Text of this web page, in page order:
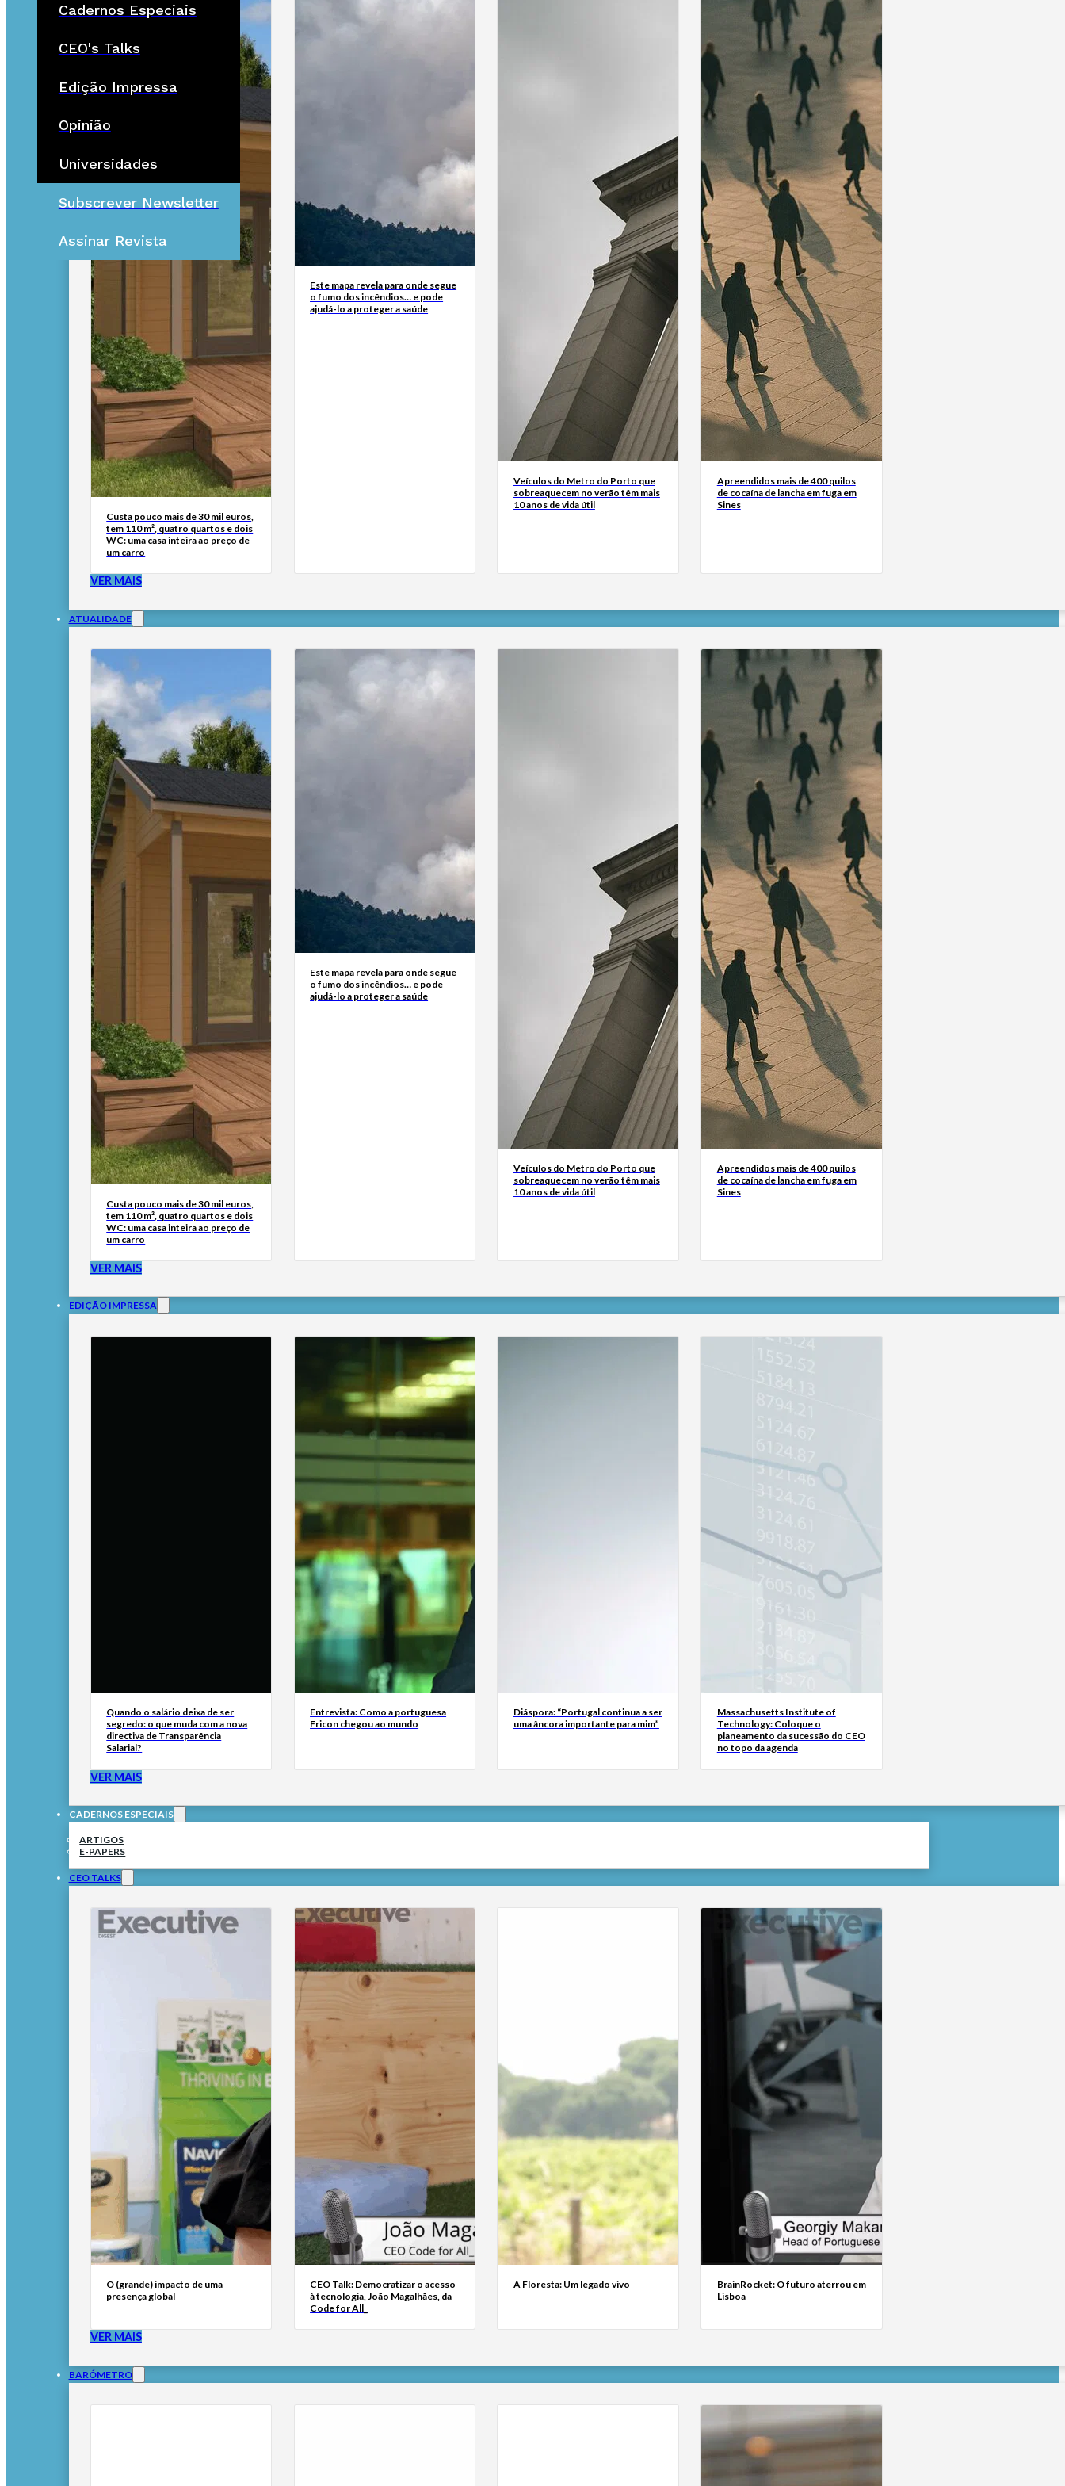
Cadernos Especiais
CEO's Talks
Edição Impressa
Opinião
Universidades
Subscrever Newsletter
Assinar Revista
Custa pouco mais de 30 mil euros,
tem 110 m², quatro quartos e dois
WC: uma casa inteira ao preço de
um carro
Este mapa revela para onde segue
o fumo dos incêndios… e pode
ajudá-lo a proteger a saúde
Veículos do Metro do Porto que
sobreaquecem no verão têm mais
10 anos de vida útil
Apreendidos mais de 400 quilos
de cocaína de lancha em fuga em
Sines
VER MAIS
ATUALIDADE
Custa pouco mais de 30 mil euros,
tem 110 m², quatro quartos e dois
WC: uma casa inteira ao preço de
um carro
Este mapa revela para onde segue
o fumo dos incêndios… e pode
ajudá-lo a proteger a saúde
Veículos do Metro do Porto que
sobreaquecem no verão têm mais
10 anos de vida útil
Apreendidos mais de 400 quilos
de cocaína de lancha em fuga em
Sines
VER MAIS
EDIÇÃO IMPRESSA
Quando o salário deixa de ser
segredo: o que muda com a nova
directiva de Transparência
Salarial?
Entrevista: Como a portuguesa
Fricon chegou ao mundo
Diáspora: “Portugal continua a ser
uma âncora importante para mim”
Massachusetts Institute of
Technology: Coloque o
planeamento da sucessão do CEO
no topo da agenda
VER MAIS
CADERNOS ESPECIAIS
ARTIGOS
E-PAPERS
CEO TALKS
O (grande) impacto de uma
presença global
CEO Talk: Democratizar o acesso
à tecnologia, João Magalhães, da
Code for All_
A Floresta: Um legado vivo
BrainRocket: O futuro aterrou em
Lisboa
VER MAIS
BARÓMETRO